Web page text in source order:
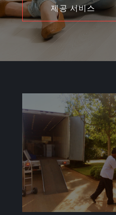
제공 서비스